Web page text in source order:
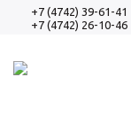
+7 (4742) 39-61-41
+7 (4742) 26-10-46